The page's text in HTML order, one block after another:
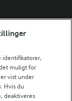
Foods
PB
identifikatorer,
muligt for
vist under
Hvis du
deaktiveres